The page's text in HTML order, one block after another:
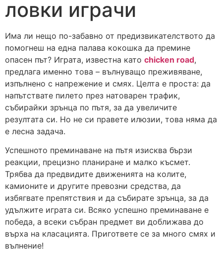
ловки играчи
Има ли нещо по-забавно от предизвикателството да
помогнеш на една палава кокошка да премине
опасен път? Играта, известна като chicken road,
предлага именно това – вълнуващо преживяване,
изпълнено с напрежение и смях. Целта е проста: да
напътствате пилето през натоварен трафик,
събирайки зрънца по пътя, за да увеличите
резултата си. Но не си правете илюзии, това няма да
е лесна задача.
Успешното преминаване на пътя изисква бързи
реакции, прецизно планиране и малко късмет.
Трябва да предвидите движенията на колите,
камионите и другите превозни средства, да
избягвате препятствия и да събирате зрънца, за да
удължите играта си. Всяко успешно преминаване е
победа, а всеки събран предмет ви доближава до
върха на класацията. Пригответе се за много смях и
вълнение!